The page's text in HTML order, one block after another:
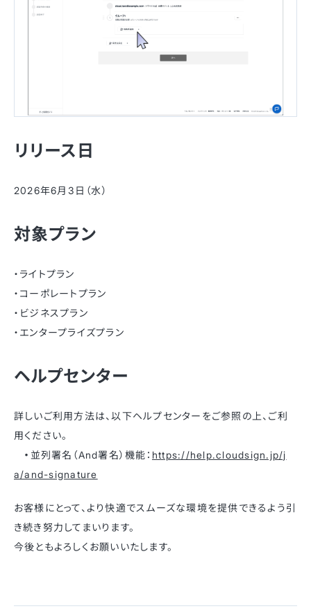
リリース日
2026年6月3日（水）
対象プラン
・ライトプラン
・コーポレートプラン
・ビジネスプラン
・エンタープライズプラン
ヘルプセンター
詳しいご利用方法は、以下ヘルプセンターをご参照の上、ご利
用ください。
・ 並列署名（And署名）機能： https://help.cloudsign.jp/j
a/and-signature
お客様にとって、より快適でスムーズな環境を提供できるよう引
き続き努力してまいります。
今後ともよろしくお願いいたします。